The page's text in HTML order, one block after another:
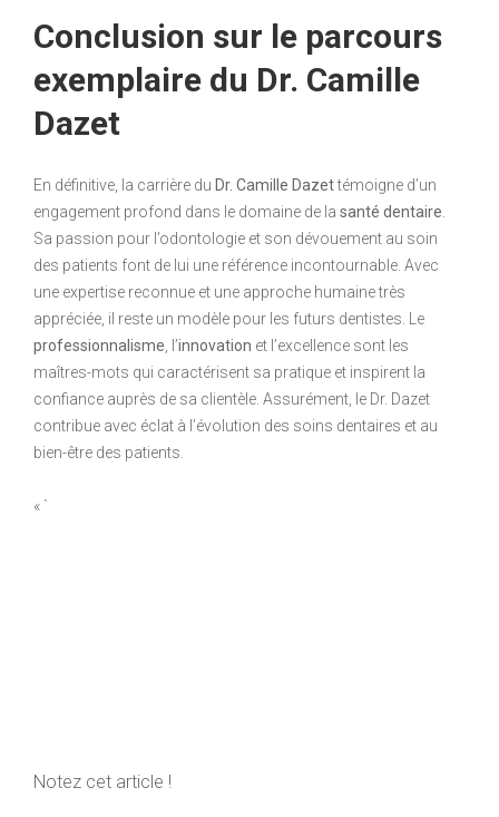
Conclusion sur le parcours
exemplaire du Dr. Camille
Dazet
En définitive, la carrière du Dr. Camille Dazettémoigne d’un
engagement profond dans le domaine de la santé dentaire
Sa passion pour l’odontologie et son dévouement au soin
des patients font de lui une référence incontournable. Avec
une expertise reconnue et une approche humaine très
appréciée, il reste un modèle pour les futurs dentistes. Le
professionnalisme , l’innovation et l’excellence sont les
maîtres-mots qui caractérisent sa pratique et inspirent la
confiance auprès de sa clientèle. Assurément, le Dr. Dazet
contribue avec éclat à l’évolution des soins dentaires et au
bien-être des patients.
« `
Notez cet article !